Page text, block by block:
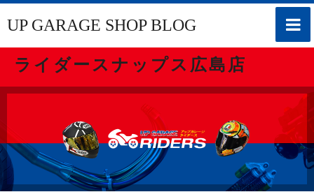
toggle
UP GARAGE SHOP BLOG
ライダースナップス広島店